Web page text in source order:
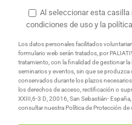
Al seleccionar esta casilla
condiciones de uso y la
Los datos personales facilitados
formulario web serán tratados, por
tratamiento, con la finalidad de gestionar
seminarios y eventos, sin que se
conservados durante los plazos
los derechos de acceso, rectificación o
XXIII,6-3 D, 20016, San Sebastián-
consultar nuestra Política de Protección de